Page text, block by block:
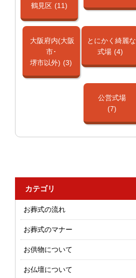
鶴見区 (11)
大阪府内(大阪
市･
堺市以外) (3)
とにかく綺麗な
式場 (4)
公営式場
(7)
カテゴリ
お葬式の流れ
お葬式のマナー
お供物について
お仏壇について